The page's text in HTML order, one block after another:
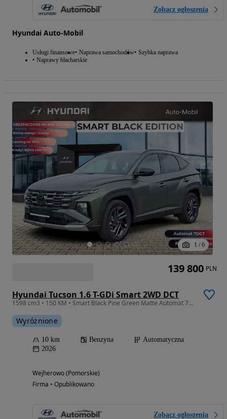
Zobacz ogłoszenia
Hyundai Auto-Mobil
Usługi finansowe Naprawa samochodów Szybka naprawa
Naprawy blacharskie
1 / 6
Hyundai Tucson 1.6 T-GDi Smart 2WD DCT
1598 cm3 • 150 KM • Smart Black Pine Green Matte Automat 7DCT
Wyróżnione
10 km Benzyna
Automatyczna
2026
Wejherowo (Pomorskie)
Firma • Opublikowano
Zobacz ogłoszenia
139 800 PLN